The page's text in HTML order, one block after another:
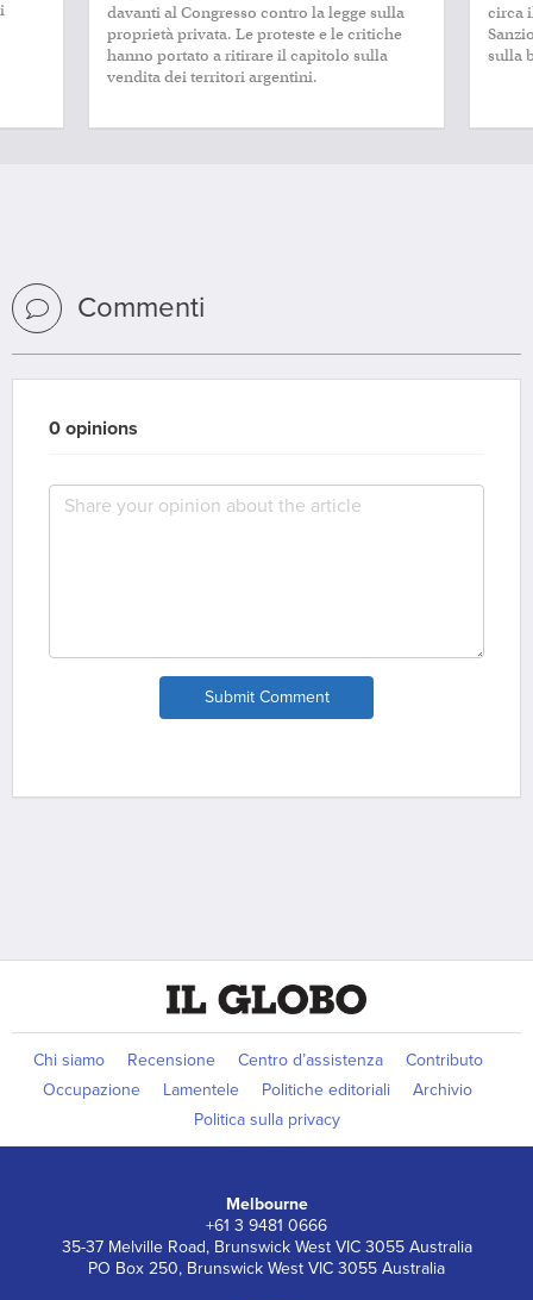
davanti al Congresso contro la legge sulla
proprietà privata. Le proteste e le critiche
hanno portato a ritirare il capitolo sulla
vendita dei territori argentini.
circa
sulla
Commenti
0 opinions
Submit Comment
Chi siamo Recensione Centro d’assistenza
Contributo
Occupazione
Lamentele Politiche editoriali
Archivio
Politica sulla privacy
Melbourne
+61 3 9481 0666
35-37 Melville Road, Brunswick West VIC 3055 Australia
PO Box 250, Brunswick West VIC 3055 Australia